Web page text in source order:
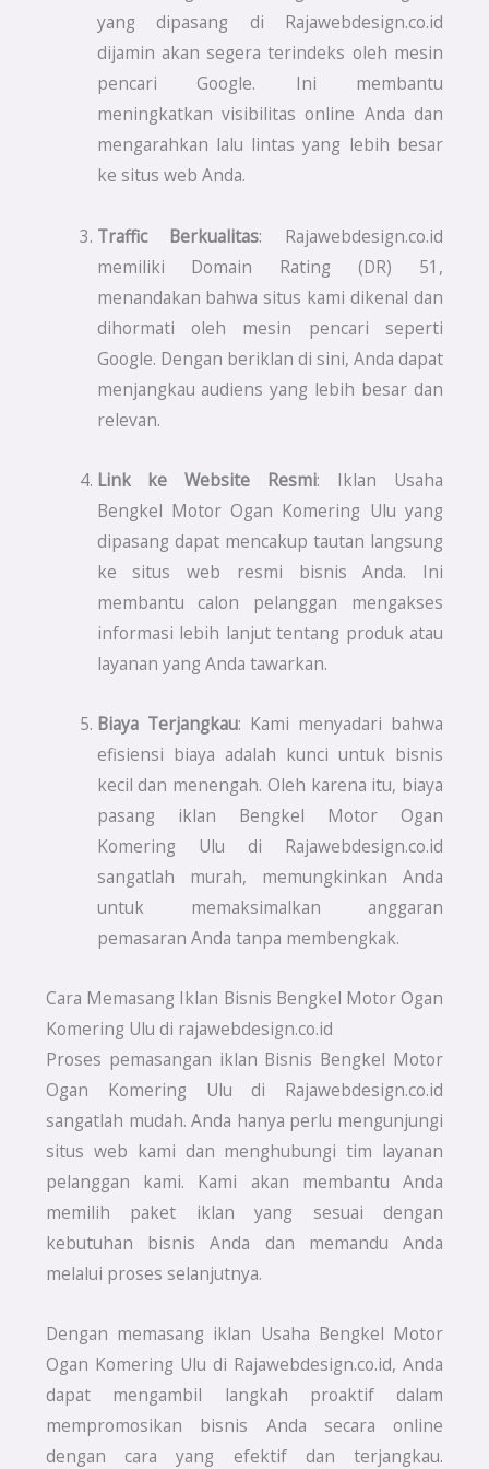
yang dipasang di Rajawebdesign.co.id
dijamin akan segera terindeks oleh mesin
pencari Google. Ini membantu
meningkatkan visibilitas online Anda dan
mengarahkan lalu lintas yang lebih besar
ke situs web Anda.
Traffic Berkualitas: Rajawebdesign.co.id
memiliki Domain Rating (DR) 51,
menandakan bahwa situs kami dikenal dan
dihormati oleh mesin pencari seperti
Google. Dengan beriklan di sini, Anda dapat
menjangkau audiens yang lebih besar dan
relevan.
Link ke Website Resmi: Iklan Usaha
Bengkel Motor Ogan Komering Ulu yang
dipasang dapat mencakup tautan langsung
ke situs web resmi bisnis Anda. Ini
membantu calon pelanggan mengakses
informasi lebih lanjut tentang produk atau
layanan yang Anda tawarkan.
Biaya Terjangkau: Kami menyadari bahwa
efisiensi biaya adalah kunci untuk bisnis
kecil dan menengah. Oleh karena itu, biaya
pasang iklan Bengkel Motor Ogan
Komering Ulu di Rajawebdesign.co.id
sangatlah murah, memungkinkan Anda
untuk memaksimalkan anggaran
pemasaran Anda tanpa membengkak.
Cara Memasang Iklan Bisnis Bengkel Motor Ogan
Komering Ulu di rajawebdesign.co.id
Proses pemasangan iklan Bisnis Bengkel Motor
Ogan Komering Ulu di Rajawebdesign.co.id
sangatlah mudah. Anda hanya perlu mengunjungi
situs web kami dan menghubungi tim layanan
pelanggan kami. Kami akan membantu Anda
memilih paket iklan yang sesuai dengan
kebutuhan bisnis Anda dan memandu Anda
melalui proses selanjutnya.
Dengan memasang iklan Usaha Bengkel Motor
Ogan Komering Ulu di Rajawebdesign.co.id, Anda
dapat mengambil langkah proaktif dalam
mempromosikan bisnis Anda secara online
dengan cara yang efektif dan terjangkau.